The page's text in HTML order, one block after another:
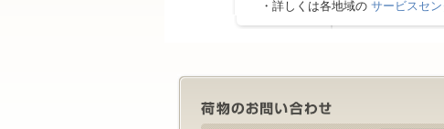
・詳しくは各地域の サービスセン